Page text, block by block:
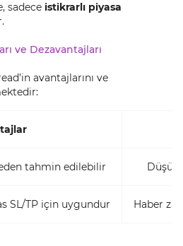
sadece istikrarlı piyasa
ve Dezavantajları
avantajlarını ve
tahmin edilebilir Düşük
SL/TP için uygundur Haber